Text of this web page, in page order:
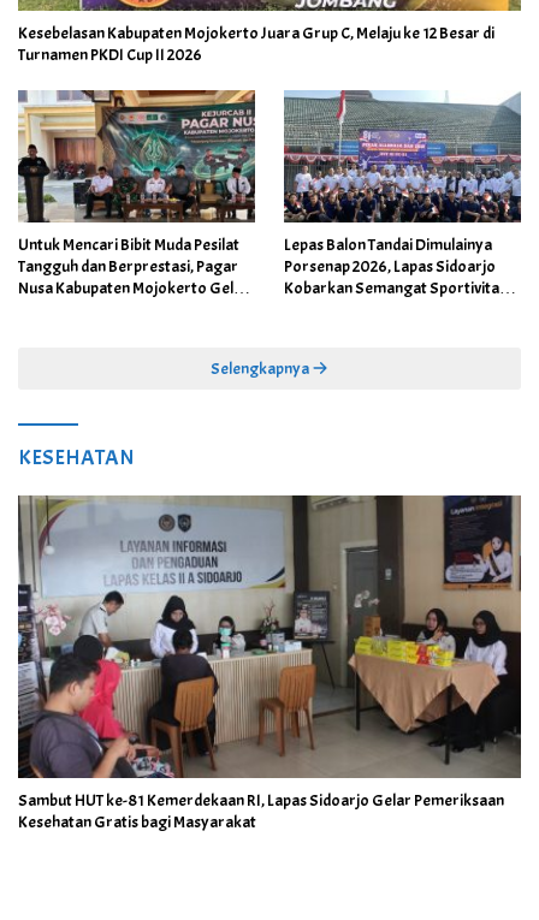
Kesebelasan Kabupaten Mojokerto Juara Grup C, Melaju ke 12 Besar di
Turnamen PKDI Cup II 2026
Untuk Mencari Bibit Muda Pesilat
Tangguh dan Berprestasi, Pagar
Nusa Kabupaten Mojokerto Gelar
Lepas Balon Tandai Dimulainya
Porsenap 2026, Lapas Sidoarjo
Kobarkan Semangat Sportivitas
Selengkapnya
KESEHATAN
Sambut HUT ke-81 Kemerdekaan RI, Lapas Sidoarjo Gelar Pemeriksaan
Kesehatan Gratis bagi Masyarakat